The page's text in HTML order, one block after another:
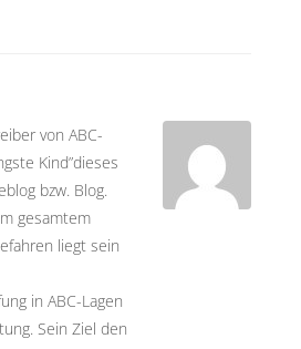
von ABC-
Kind”dieses
bzw. Blog.
gesamtem
liegt sein
in ABC-Lagen
Sein Ziel den